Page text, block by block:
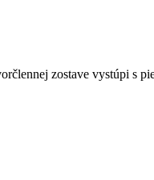
zostave vystúpi s